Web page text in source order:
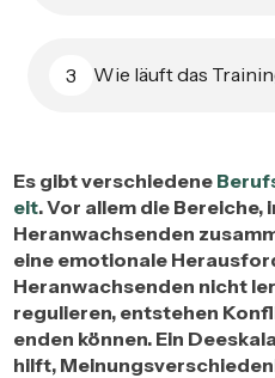
3 Wie läuft das
Es gibt verschiedene
eit. Vor allem die Bereiche,
Heranwachsenden
eine emotionale
Heranwachsenden nicht
regulieren, entstehen
enden können. Ein
hilft,